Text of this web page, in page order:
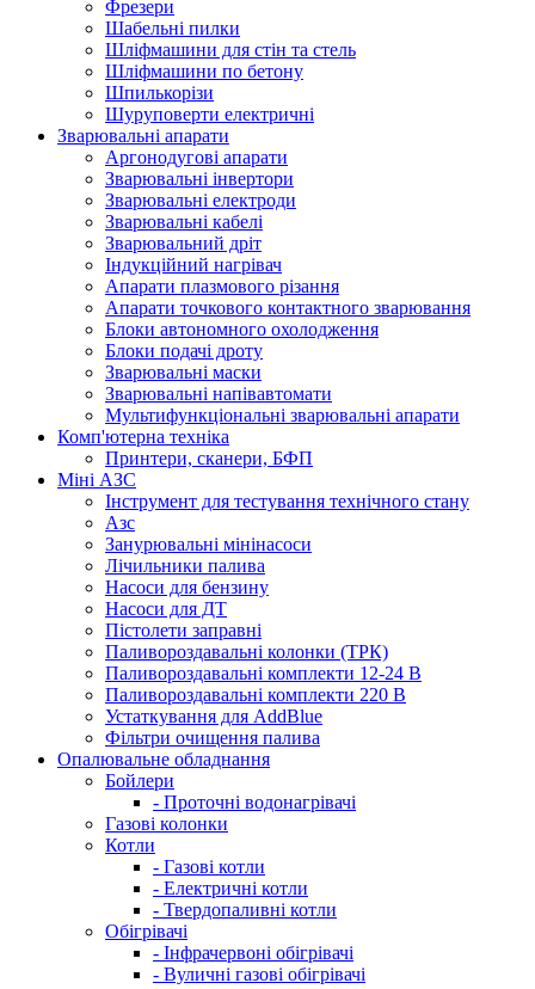
Фрезери
Шабельні пилки
Шліфмашини для стін та стель
Шліфмашини по бетону
Шпилькорізи
Шуруповерти електричні
Зварювальні апарати
Аргонодугові апарати
Зварювальні інвертори
Зварювальні електроди
Зварювальні кабелі
Зварювальний дріт
Індукційний нагрівач
Апарати плазмового різання
Апарати точкового контактного зварювання
Блоки автономного охолодження
Блоки подачі дроту
Зварювальні маски
Зварювальні напівавтомати
Мультифункціональні зварювальні апарати
Комп'ютерна техніка
Принтери, сканери, БФП
Міні АЗС
Інструмент для тестування технічного стану
Азс
Занурювальні мінінасоси
Лічильники палива
Насоси для бензину
Насоси для ДТ
Пістолети заправні
Паливороздавальні колонки (ТРК)
Паливороздавальні комплекти 12-24 В
Паливороздавальні комплекти 220 В
Устаткування для AddBlue
Фільтри очищення палива
Опалювальне обладнання
Бойлери
- Проточні водонагрівачі
Газові колонки
Котли
- Газові котли
- Електричні котли
- Твердопаливні котли
Обігрівачі
- Інфрачервоні обігрівачі
- Вуличні газові обігрівачі